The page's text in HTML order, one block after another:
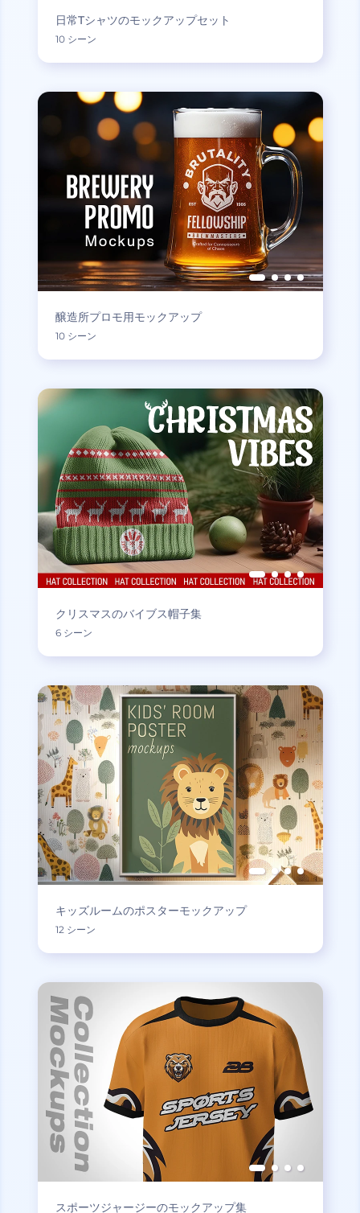
日常Tシャツのモックアップセット
10 シーン
醸造所プロモ用モックアップ
10 シーン
クリスマスのバイブス帽子集
6 シーン
キッズルームのポスターモックアップ
12 シーン
スポーツジャージーのモックアップ集